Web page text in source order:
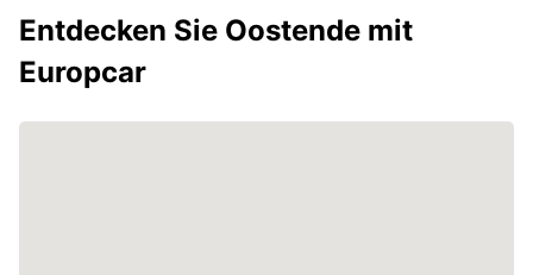
Entdecken Sie Oostende mit
Europcar